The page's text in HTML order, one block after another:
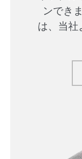
ンでき
は、当社